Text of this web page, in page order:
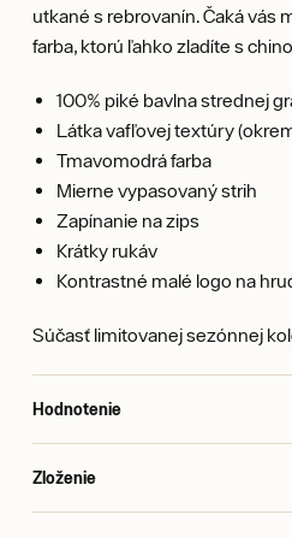
utkané s rebrovanín. Čaká vás
farba, ktorú ľahko zladíte s
100% piké bavlna strednej
Látka vafľovej textúry
Tmavomodrá farba
Mierne vypasovaný strih
Zapínanie na zips
Krátky rukáv
Kontrastné malé logo na
Súčasť limitovanej sezónnej
Hodnotenie
Zloženie